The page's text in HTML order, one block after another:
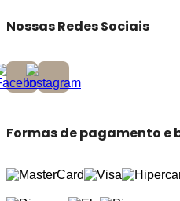
Nossas Redes Sociais
Formas de pagamento e